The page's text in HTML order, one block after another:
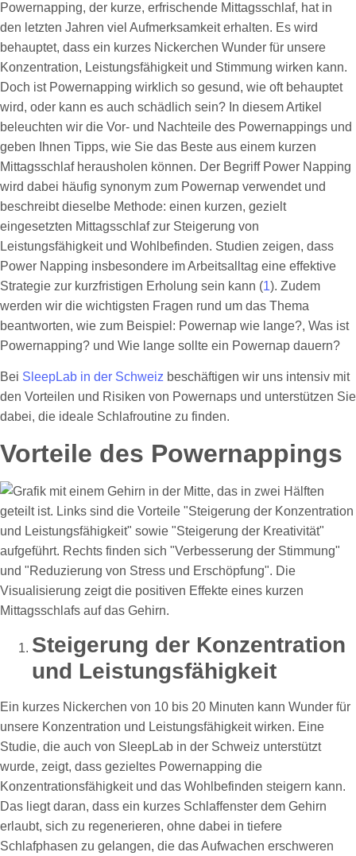
Powernapping, der kurze, erfrischende Mittagsschlaf, hat in
den letzten Jahren viel Aufmerksamkeit erhalten. Es wird
behauptet, dass ein kurzes Nickerchen Wunder für unsere
Konzentration, Leistungsfähigkeit und Stimmung wirken kann.
Doch ist Powernapping wirklich so gesund, wie oft behauptet
wird, oder kann es auch schädlich sein? In diesem Artikel
beleuchten wir die Vor- und Nachteile des Powernappings und
geben Ihnen Tipps, wie Sie das Beste aus einem kurzen
Mittagsschlaf herausholen können. Der Begriff Power Napping
wird dabei häufig synonym zum Powernap verwendet und
beschreibt dieselbe Methode: einen kurzen, gezielt
eingesetzten Mittagsschlaf zur Steigerung von
Leistungsfähigkeit und Wohlbefinden. Studien zeigen, dass
Power Napping insbesondere im Arbeitsalltag eine effektive
Strategie zur kurzfristigen Erholung sein kann (1). Zudem
werden wir die wichtigsten Fragen rund um das Thema
beantworten, wie zum Beispiel: Powernap wie lange?, Was ist
Powernapping? und Wie lange sollte ein Powernap dauern?
Bei SleepLab in der Schweiz beschäftigen wir uns intensiv mit
den Vorteilen und Risiken von Powernaps und unterstützen Sie
dabei, die ideale Schlafroutine zu finden.
Vorteile des Powernappings
Steigerung der Konzentration
und Leistungsfähigkeit
Ein kurzes Nickerchen von 10 bis 20 Minuten kann Wunder für
unsere Konzentration und Leistungsfähigkeit wirken. Eine
Studie, die auch von SleepLab in der Schweiz unterstützt
wurde, zeigt, dass gezieltes Powernapping die
Konzentrationsfähigkeit und das Wohlbefinden steigern kann.
Das liegt daran, dass ein kurzes Schlaffenster dem Gehirn
erlaubt, sich zu regenerieren, ohne dabei in tiefere
Schlafphasen zu gelangen, die das Aufwachen erschweren